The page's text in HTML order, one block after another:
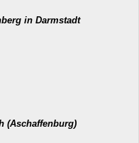
in Darmstadt
(Aschaffenburg)